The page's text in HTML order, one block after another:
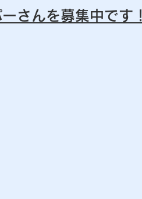
さんを募集中です！